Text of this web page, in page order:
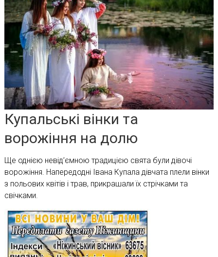
Купальські вінки та
ворожіння на долю
Ще однією невід’ємною традицією свята були дівочі
ворожіння. Напередодні Івана Купала дівчата плели вінки
з польових квітів і трав, прикрашали їх стрічками та
свічками.